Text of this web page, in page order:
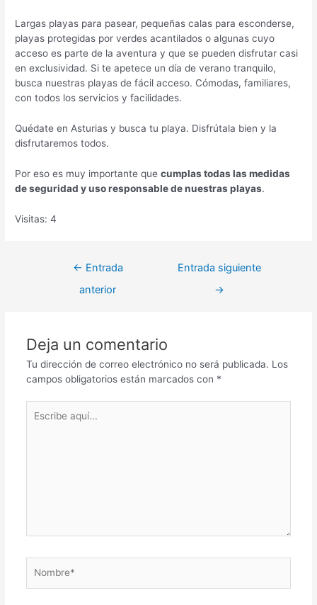
Largas playas para pasear, pequeñas calas para esconderse,
playas protegidas por verdes acantilados o algunas cuyo
acceso es parte de la aventura y que se pueden disfrutar casi
en exclusividad. Si te apetece un día de verano tranquilo,
busca nuestras playas de fácil acceso. Cómodas, familiares,
con todos los servicios y facilidades.
Quédate en Asturias y busca tu playa. Disfrútala bien y la
disfrutaremos todos.
Por eso es muy importante quecumplas todas las medidas
de seguridad y uso responsable de nuestras playas.
Visitas: 4
Navegación
← Entrada
anterior
Entrada siguiente
→
Deja un comentario
Tu dirección de correo electrónico no será publicada. Los
campos obligatorios están marcados con *
aquí...